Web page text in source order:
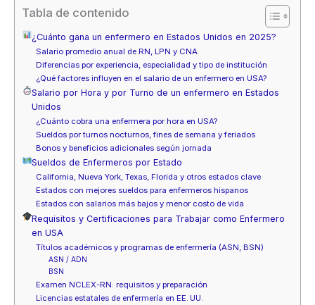
Tabla de contenido
¿Cuánto gana un enfermero en Estados Unidos en 2025?
Salario promedio anual de RN, LPN y CNA
Diferencias por experiencia, especialidad y tipo de institución
¿Qué factores influyen en el salario de un enfermero en USA?
Salario por Hora y por Turno de un enfermero en Estados
Unidos
¿Cuánto cobra una enfermera por hora en USA?
Sueldos por turnos nocturnos, fines de semana y feriados
Bonos y beneficios adicionales según jornada
Sueldos de Enfermeros por Estado
California, Nueva York, Texas, Florida y otros estados clave
Estados con mejores sueldos para enfermeros hispanos
Estados con salarios más bajos y menor costo de vida
Requisitos y Certificaciones para Trabajar como Enfermero
en USA
Títulos académicos y programas de enfermería (ASN, BSN)
ASN / ADN
BSN
Examen NCLEX-RN: requisitos y preparación
Licencias estatales de enfermería en EE. UU.